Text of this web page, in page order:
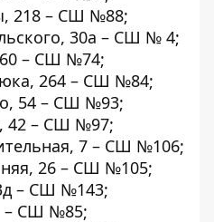
218 – СШ №88;
30а – СШ № 4;
60 – СШ №74;
264 – СШ №84;
54 – СШ №93;
42 – СШ №97;
7 – СШ №106;
26 – СШ №105;
– СШ №143;
– СШ №85;